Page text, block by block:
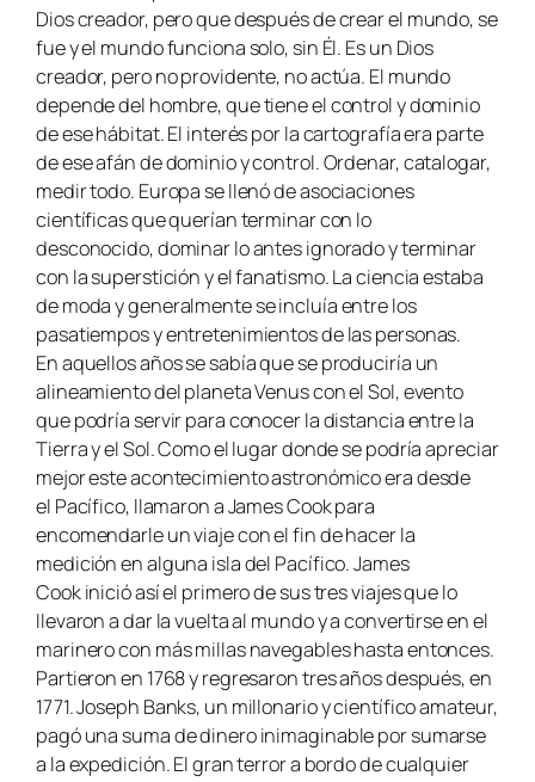
Dios creador, pero que después de crear el mundo, se
fue y el mundo funciona solo, sin Él. Es un Dios
creador, pero no providente, no actúa. El mundo
depende del hombre, que tiene el control y dominio
de ese hábitat. El interés por la cartografía era parte
de ese afán de dominio y control. Ordenar, catalogar,
medir todo. Europa se llenó de asociaciones
científicas que querían terminar con lo
desconocido, dominar lo antes ignorado y terminar
con la superstición y el fanatismo. La ciencia estaba
de moda y generalmente se incluía entre los
pasatiempos y entretenimientos de las personas.
En aquellos años se sabía que se produciría un
alineamiento del planeta Venus con el Sol, evento
que podría servir para conocer la distancia entre la
Tierra y el Sol. Como el lugar donde se podría apreciar
mejor este acontecimiento astronómico era desde
el Pacífico, llamaron a James Cook para
encomendarle un viaje con el fin de hacer la
medición en alguna isla del Pacífico. James
Cook inició así el primero de sus tres viajes que lo
llevaron a dar la vuelta al mundo y a convertirse en el
marinero con más millas navegables hasta entonces.
Partieron en 1768 y regresaron tres años después, en
1771. Joseph Banks, un millonario y científico amateur,
pagó una suma de dinero inimaginable por sumarse
a la expedición. El gran terror a bordo de cualquier